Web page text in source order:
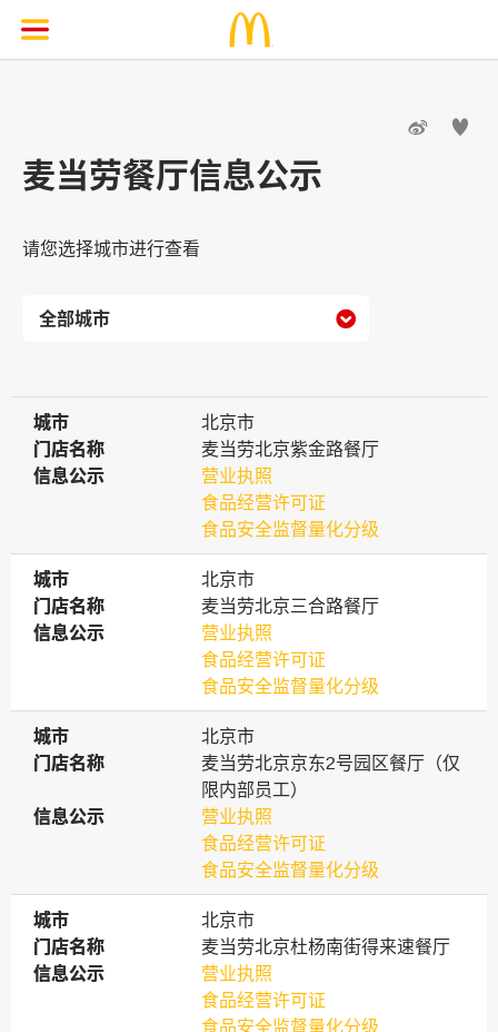
 
麦当劳餐厅信息公示
请您选择城市进行查看

城市
城市
北京市
门店名称
门店名称
麦当劳北京紫金路餐厅
信息公示
信息公示
营业执照
食品经营许可证
食品安全监督量化分级
城市
城市
北京市
门店名称
门店名称
麦当劳北京三合路餐厅
信息公示
信息公示
营业执照
食品经营许可证
食品安全监督量化分级
城市
城市
北京市
门店名称
门店名称
麦当劳北京京东2号园区餐厅（仅
限内部员工）
信息公示
信息公示
营业执照
食品经营许可证
食品安全监督量化分级
城市
城市
北京市
门店名称
门店名称
麦当劳北京杜杨南街得来速餐厅
信息公示
信息公示
营业执照
食品经营许可证
食品安全监督量化分级